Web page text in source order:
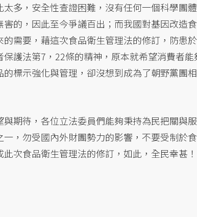
多，安全性查證困難，沒有任何一個科學團體
的，因此至今爭議百出；而我國對基因改造食
需要，藉這次食品衛生管理法的修訂，防患於
護法第7，22條的精神，原本就希望消費者能
標示強化與管理，卻沒想到成為了朝野黨團相
期待，各位立法委員們能夠秉持為民把關與服
，勿受國內外財團勢力的影響，不要受制於食
次食品衛生管理法的修訂，如此，全民幸甚！